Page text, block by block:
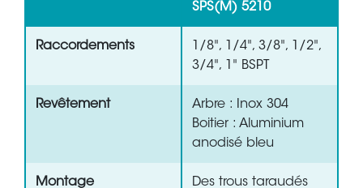
SPS(M) 5210
Raccordements
1/8", 1/4", 3/8", 1/2",
3/4", 1" BSPT
Revêtement
Arbre : Inox 304
Boitier : Aluminium
anodisé bleu
Montage
Des trous taraudés